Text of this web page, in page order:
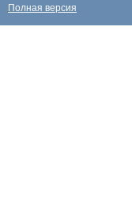
Полная версия